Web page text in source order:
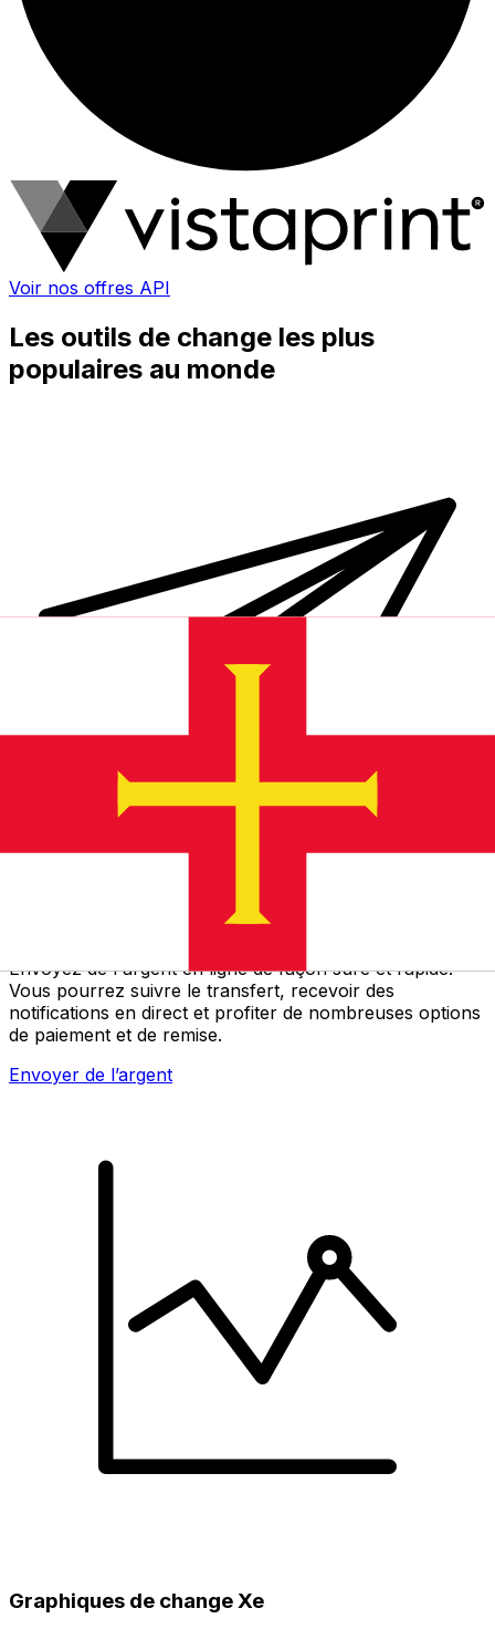
Voir nos offres API
Les outils de change les plus
populaires au monde
Transferts d'argent internationaux avec Xe
Envoyez de l'argent en ligne de façon sûre et rapide.
Vous pourrez suivre le transfert, recevoir des
notifications en direct et profiter de nombreuses options
de paiement et de remise.
Envoyer de l’argent
Graphiques de change Xe